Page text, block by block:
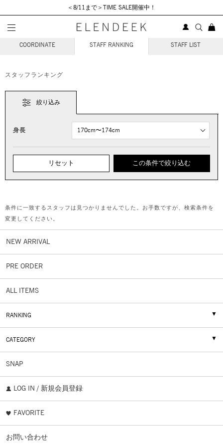
＜8/11まで＞TIME SALE開催中！
STAFF COORDINATE
COORDINATE STAFF RANKING STAFF LIST
スタッフランキング
絞り込み
身長
リセット この条件で絞り込む
条件に一致するスタッフは見つかりませんでした。お手数ですが、検索条件を
変更してください。
NEW ARRIVAL
PRE ORDER
ALL ITEMS
RANKING
CATEGORY
SNAP
LOG IN / 新規会員登録
FAVORITE
お問い合わせ